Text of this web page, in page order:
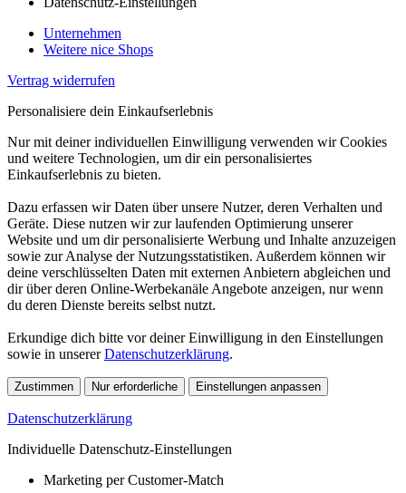
Unternehmen
Weitere nice Shops
Vertrag widerrufen
Personalisiere dein Einkaufserlebnis
Nur mit deiner individuellen Einwilligung verwenden wir Cookies
und weitere Technologien, um dir ein personalisiertes
Einkaufserlebnis zu bieten.
Dazu erfassen wir Daten über unsere Nutzer, deren Verhalten und
Geräte. Diese nutzen wir zur laufenden Optimierung unserer
Website und um dir personalisierte Werbung und Inhalte anzuzeigen
sowie zur Analyse der Nutzungsstatistiken. Außerdem können wir
deine verschlüsselten Daten mit externen Anbietern abgleichen und
dir über deren Online-Werbekanäle Angebote anzeigen, nur wenn
du deren Dienste bereits selbst nutzt.
Erkundige dich bitte vor deiner Einwilligung in den Einstellungen
sowie in unsererDatenschutzerklärung.
Zustimmen Nur erforderliche Einstellungen anpassen
Datenschutzerklärung
Individuelle Datenschutz-Einstellungen
Marketing per Customer-Match